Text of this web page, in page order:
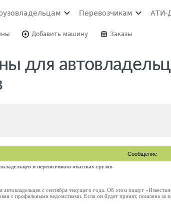
Перевозчикам АТИ-
Добавить машину Заказы
для
Сообщение
и перевозчиков опасных грузов
с сентября текущего года. Об этом пишут
с профильными ведомствами. Если он будет принят, пошлина за